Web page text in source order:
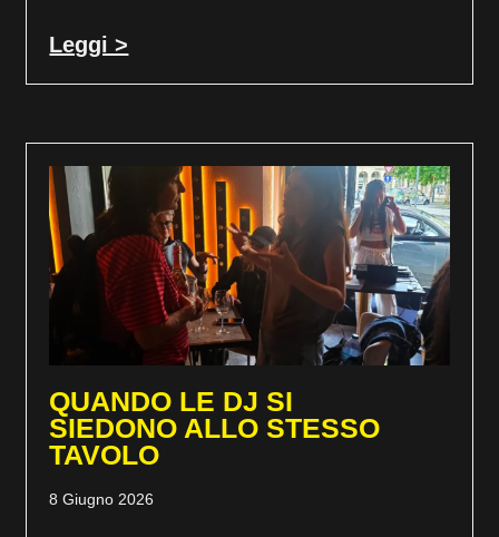
Leggi >
QUANDO LE DJ SI
SIEDONO ALLO STESSO
TAVOLO
8 Giugno 2026